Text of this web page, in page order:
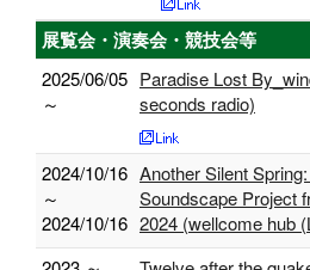
展覧会・演奏会・競技会等
2025/06/05
～
Paradise Lost
seconds radio)
2024/10/16
～
2024/10/16
Another Silent
Soundscape Project
2024 (wellcome hub